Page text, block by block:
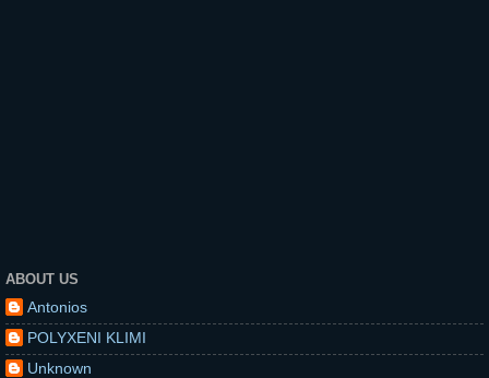
ABOUT US
Antonios
POLYXENI KLIMI
Unknown